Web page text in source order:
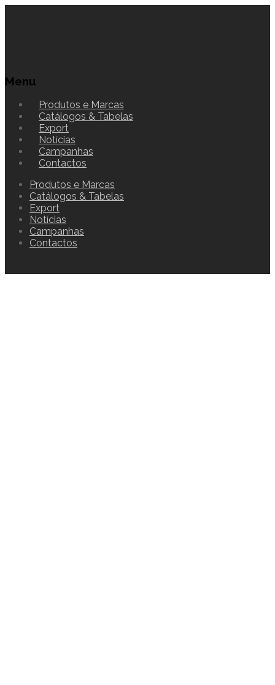
Menu
Produtos e Marcas
Catálogos & Tabelas
Export
Notícias
Campanhas
Contactos
Produtos e Marcas
Catálogos & Tabelas
Export
Notícias
Campanhas
Contactos